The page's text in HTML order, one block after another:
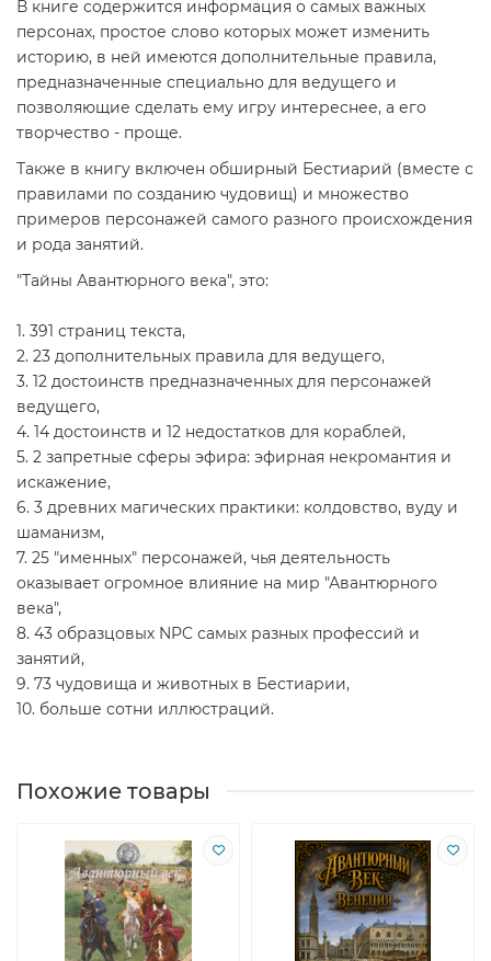
В книге содержится информация о самых важных
персонах, простое слово которых может изменить
историю, в ней имеются дополнительные правила,
предназначенные специально для ведущего и
позволяющие сделать ему игру интереснее, а его
творчество - проще.
Также в книгу включен обширный Бестиарий (вместе с
правилами по созданию чудовищ) и множество
примеров персонажей самого разного происхождения
и рода занятий.
"Тайны Авантюрного века", это:
1. 391 страниц текста,
2. 23 дополнительных правила для ведущего,
3. 12 достоинств предназначенных для персонажей
ведущего,
4. 14 достоинств и 12 недостатков для кораблей,
5. 2 запретные сферы эфира: эфирная некромантия и
искажение,
6. 3 древних магических практики: колдовство, вуду и
шаманизм,
7. 25 "именных" персонажей, чья деятельность
оказывает огромное влияние на мир "Авантюрного
века",
8. 43 образцовых NPC самых разных профессий и
занятий,
9. 73 чудовища и животных в Бестиарии,
10. больше сотни иллюстраций.
Похожие товары